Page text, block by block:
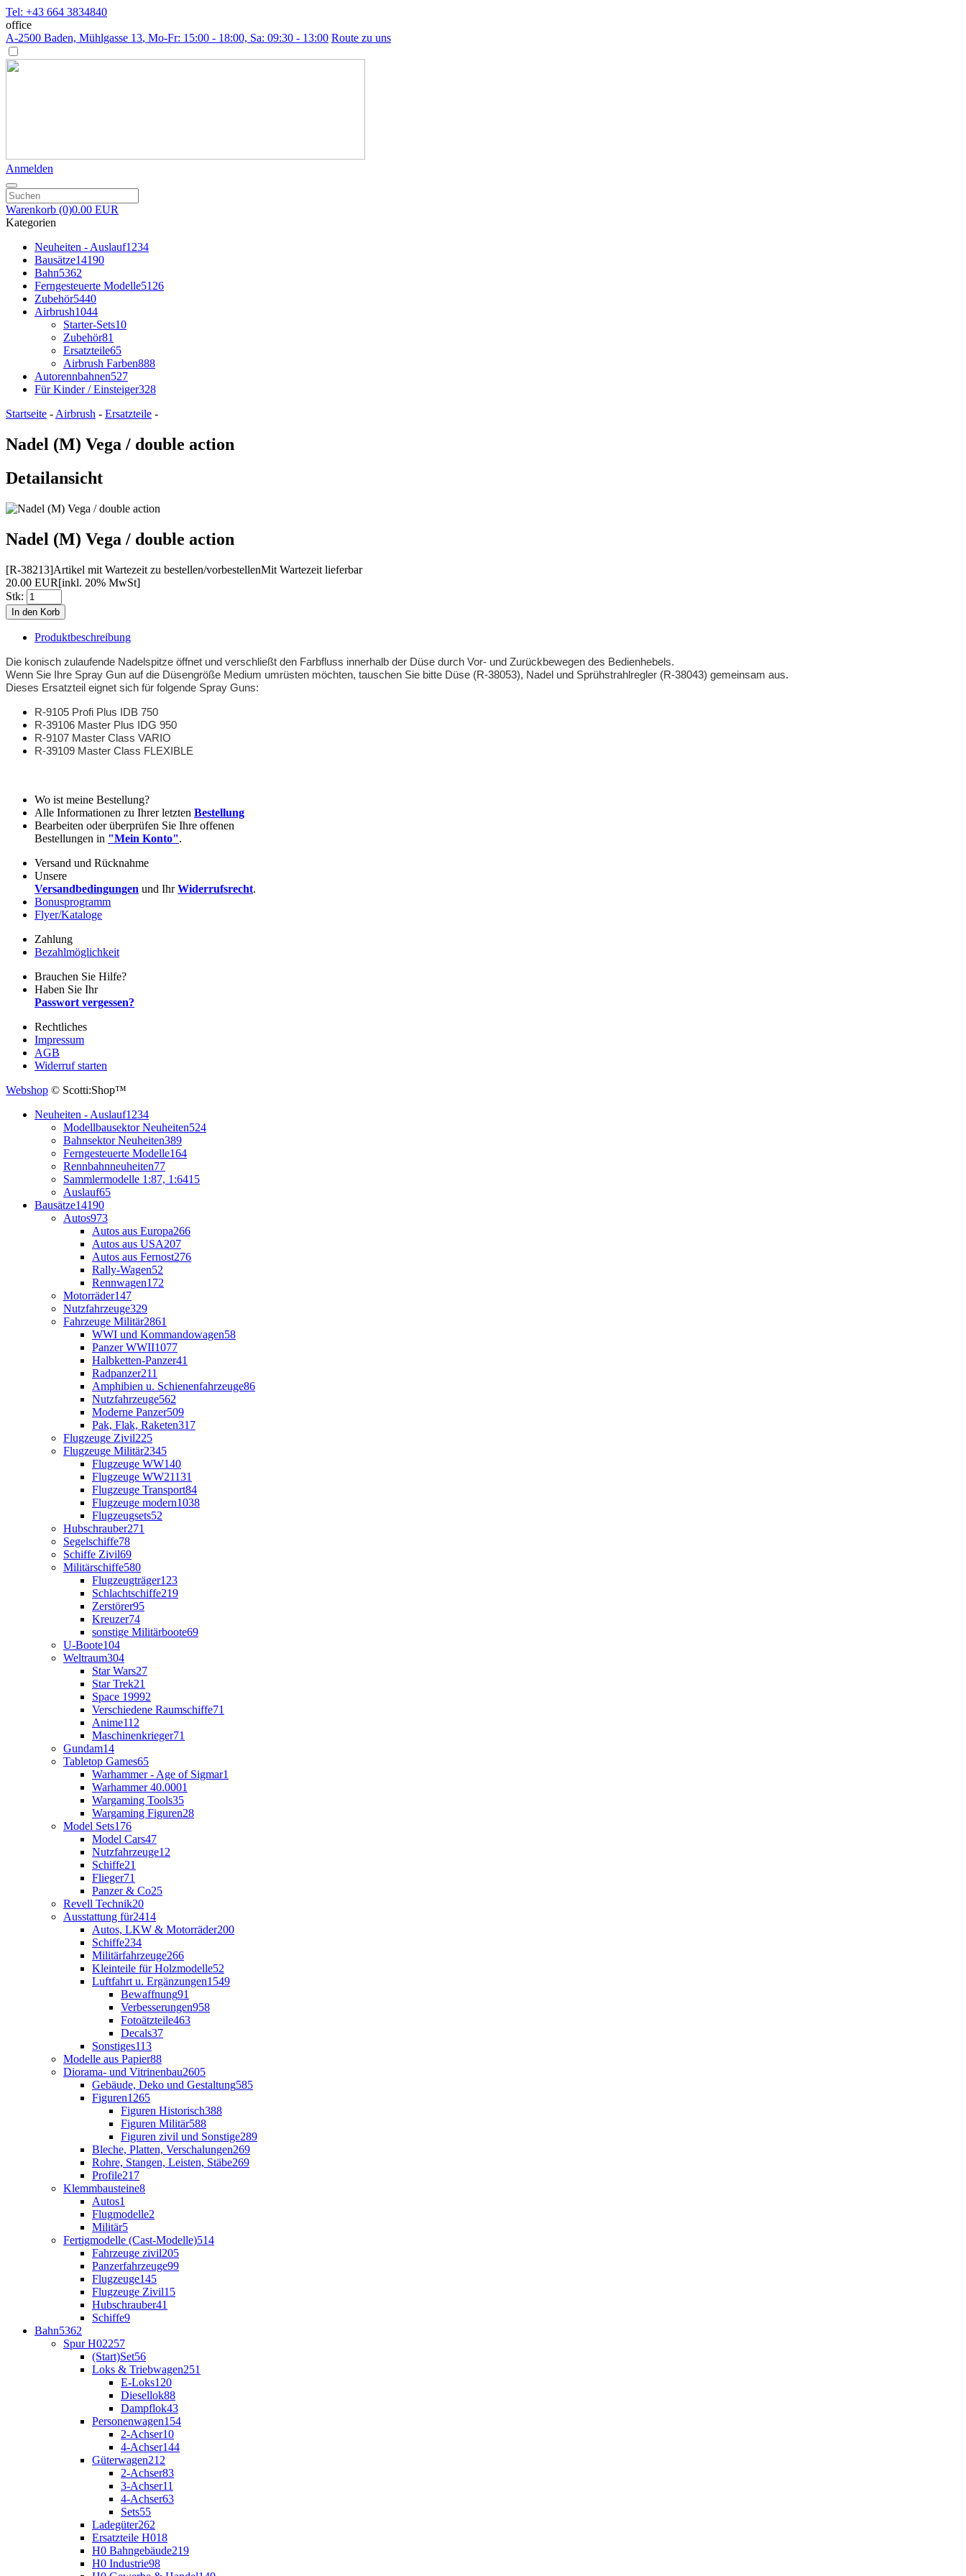
Tel: +43 664 3834840
office
A-2500 Baden, Mühlgasse 13, Mo-Fr: 15:00 - 18:00, Sa: 09:30 - 13:00 Route zu uns
Anmelden
Warenkorb (0)0.00 EUR
Kategorien
Neuheiten - Auslauf1234
Bausätze14190
Bahn5362
Ferngesteuerte Modelle5126
Zubehör5440
Airbrush1044
Starter-Sets10
Zubehör81
Ersatzteile65
Airbrush Farben888
Autorennbahnen527
Für Kinder / Einsteiger328
Startseite - Airbrush - Ersatzteile -
Nadel (M) Vega / double action
Detailansicht
Nadel (M) Vega / double action
[R-38213]Artikel mit Wartezeit zu bestellen/vorbestellenMit Wartezeit lieferbar
20.00 EUR[inkl. 20% MwSt]
Stk:
Produktbeschreibung
Die konisch zulaufende Nadelspitze öffnet und verschließt den Farbfluss innerhalb der Düse durch Vor- und Zurückbewegen des Bedienhebels.
Wenn Sie Ihre Spray Gun auf die Düsengröße Medium umrüsten möchten, tauschen Sie bitte Düse (R-38053), Nadel und Sprühstrahlregler (R-38043) gemeinsam aus.
Dieses Ersatzteil eignet sich für folgende Spray Guns:
R-9105 Profi Plus IDB 750
R-39106 Master Plus IDG 950
R-9107 Master Class VARIO
R-39109 Master Class FLEXIBLE
Wo ist meine Bestellung?
Alle Informationen zu Ihrer letzten Bestellung
Bearbeiten oder überprüfen Sie Ihre offenen
Bestellungen in "Mein Konto".
Versand und Rücknahme
Unsere
Versandbedingungen und IhrWiderrufsrecht.
Bonusprogramm
Flyer/Kataloge
Zahlung
Bezahlmöglichkeit
Brauchen Sie Hilfe?
Haben Sie Ihr
Passwort vergessen?
Rechtliches
Impressum
AGB
Widerruf starten
Webshop © Scotti:Shop™
Neuheiten - Auslauf1234
Modellbausektor Neuheiten524
Bahnsektor Neuheiten389
Ferngesteuerte Modelle164
Rennbahnneuheiten77
Sammlermodelle 1:87, 1:6415
Auslauf65
Bausätze14190
Autos973
Autos aus Europa266
Autos aus USA207
Autos aus Fernost276
Rally-Wagen52
Rennwagen172
Motorräder147
Nutzfahrzeuge329
Fahrzeuge Militär2861
WWI und Kommandowagen58
Panzer WWII1077
Halbketten-Panzer41
Radpanzer211
Amphibien u. Schienenfahrzeuge86
Nutzfahrzeuge562
Moderne Panzer509
Pak, Flak, Raketen317
Flugzeuge Zivil225
Flugzeuge Militär2345
Flugzeuge WW140
Flugzeuge WW21131
Flugzeuge Transport84
Flugzeuge modern1038
Flugzeugsets52
Hubschrauber271
Segelschiffe78
Schiffe Zivil69
Militärschiffe580
Flugzeugträger123
Schlachtschiffe219
Zerstörer95
Kreuzer74
sonstige Militärboote69
U-Boote104
Weltraum304
Star Wars27
Star Trek21
Space 19992
Verschiedene Raumschiffe71
Anime112
Maschinenkrieger71
Gundam14
Tabletop Games65
Warhammer - Age of Sigmar1
Warhammer 40.0001
Wargaming Tools35
Wargaming Figuren28
Model Sets176
Model Cars47
Nutzfahrzeuge12
Schiffe21
Flieger71
Panzer & Co25
Revell Technik20
Ausstattung für2414
Autos, LKW & Motorräder200
Schiffe234
Militärfahrzeuge266
Kleinteile für Holzmodelle52
Luftfahrt u. Ergänzungen1549
Bewaffnung91
Verbesserungen958
Fotoätzteile463
Decals37
Sonstiges113
Modelle aus Papier88
Diorama- und Vitrinenbau2605
Gebäude, Deko und Gestaltung585
Figuren1265
Figuren Historisch388
Figuren Militär588
Figuren zivil und Sonstige289
Bleche, Platten, Verschalungen269
Rohre, Stangen, Leisten, Stäbe269
Profile217
Klemmbausteine8
Autos1
Flugmodelle2
Militär5
Fertigmodelle (Cast-Modelle)514
Fahrzeuge zivil205
Panzerfahrzeuge99
Flugzeuge145
Flugzeuge Zivil15
Hubschrauber41
Schiffe9
Bahn5362
Spur H02257
(Start)Set56
Loks & Triebwagen251
E-Loks120
Diesellok88
Dampflok43
Personenwagen154
2-Achser10
4-Achser144
Güterwagen212
2-Achser83
3-Achser11
4-Achser63
Sets55
Ladegüter262
Ersatzteile H018
H0 Bahngebäude219
H0 Industrie98